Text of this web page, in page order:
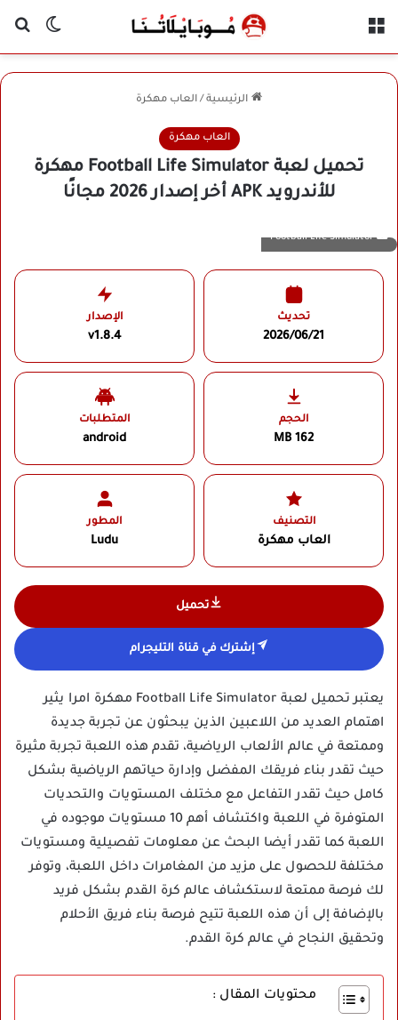
الوضع
الرئيسية / العاب مهكرة
العاب مهكرة
تحميل لعبة Football Life Simulator مهكرة
للأندرويد APK أخر إصدار 2026 مجانًا
Football Life Simulator
تحديث
2026/06/21
الإصدار
v1.8.4
الحجم
162 MB
المتطلبات
android
التصنيف
العاب مهكرة
المطور
Ludu‏
تحميل
إشترك في قناة التليجرام
يعتبر تحميل لعبة Football Life Simulator مهكرة امرا يثير
اهتمام العديد من اللاعبين الذين يبحثون عن تجربة جديدة
وممتعة في عالم الألعاب الرياضية، تقدم هذه اللعبة تجربة مثيرة
حيث تقدر بناء فريقك المفضل وإدارة حياتهم الرياضية بشكل
كامل حيث تقدر التفاعل مع مختلف المستويات والتحديات
المتوفرة في اللعبة واكتشاف أهم 10 مستويات موجوده في
اللعبة كما تقدر أيضا البحث عن معلومات تفصيلية ومستويات
مختلفة للحصول على مزيد من المغامرات داخل اللعبة، وتوفر
لك فرصة ممتعة لاستكشاف عالم كرة القدم بشكل فريد
بالإضافة إلى أن هذه اللعبة تتيح فرصة بناء فريق الأحلام
وتحقيق النجاح في عالم كرة القدم.
محتويات المقال :